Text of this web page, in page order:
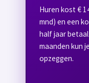
Huren kost €
mnd) en een
half jaar
maanden kun
opzeggen.